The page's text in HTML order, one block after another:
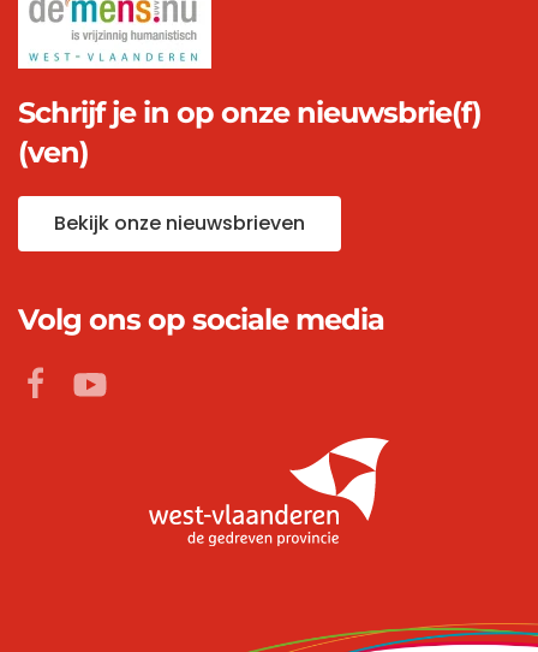
Schrijf je in op onze nieuwsbrie(f)
(ven)
Bekijk onze nieuwsbrieven
Volg ons op sociale media